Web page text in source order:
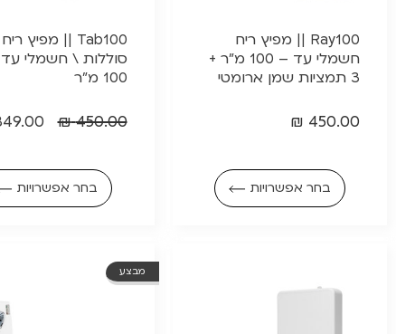
Ray100 || מפיץ ריח
חשמלי עד – 100 מ"ר +
3 תמציות שמן ארומטי
450.00
₪
בחר אפשרויות
Tab100 || מפיץ ריח
סוללות \ חשמלי
100 מ"ר
450.00
₪
בחר אפשרויות
מבצע